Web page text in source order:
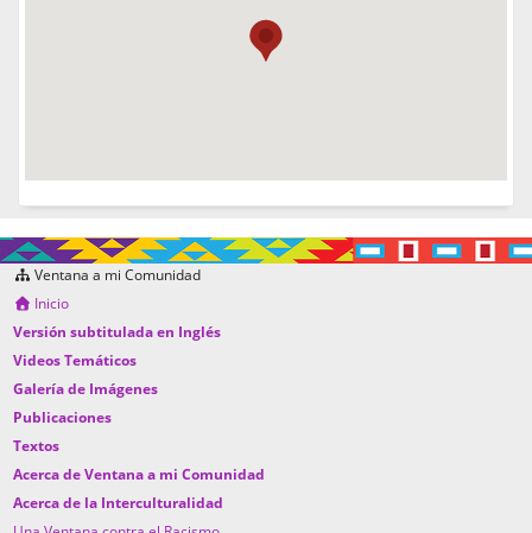
Ventana a mi Comunidad
Inicio
Versión subtitulada en Inglés
Videos Temáticos
Galería de Imágenes
Publicaciones
Textos
Acerca de Ventana a mi Comunidad
Acerca de la Interculturalidad